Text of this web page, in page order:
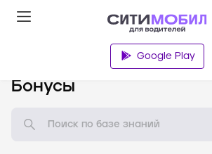
Google Play
Бонусы